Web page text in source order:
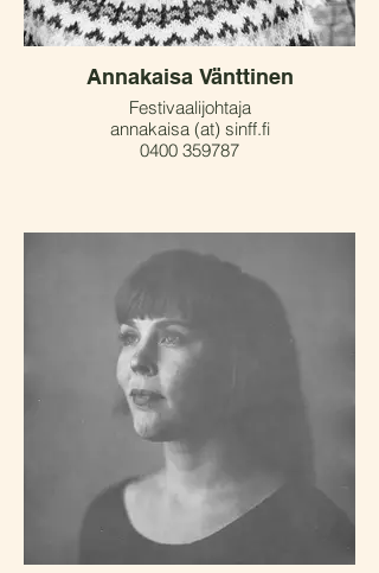
Annakaisa Vänttinen
Festivaalijohtaja
annakaisa (at) sinff.fi
0400 359787